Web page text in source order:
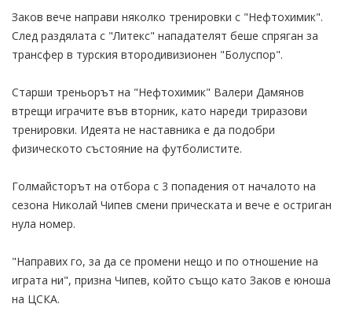
Заков вече направи няколко тренировки с "Нефтохимик".
След раздялата с "Литекс" нападателят беше спряган за
трансфер в турския втородивизионен "Болуспор".
Старши треньорът на "Нефтохимик" Валери Дамянов
втрещи играчите във вторник, като нареди триразови
тренировки. Идеята не наставника е да подобри
физическото състояние на футболистите.
Голмайсторът на отбора с 3 попадения от началото на
сезона Николай Чипев смени прическата и вече е остриган
нула номер.
"Направих го, за да се промени нещо и по отношение на
играта ни", призна Чипев, който също като Заков е юноша
на ЦСКА.